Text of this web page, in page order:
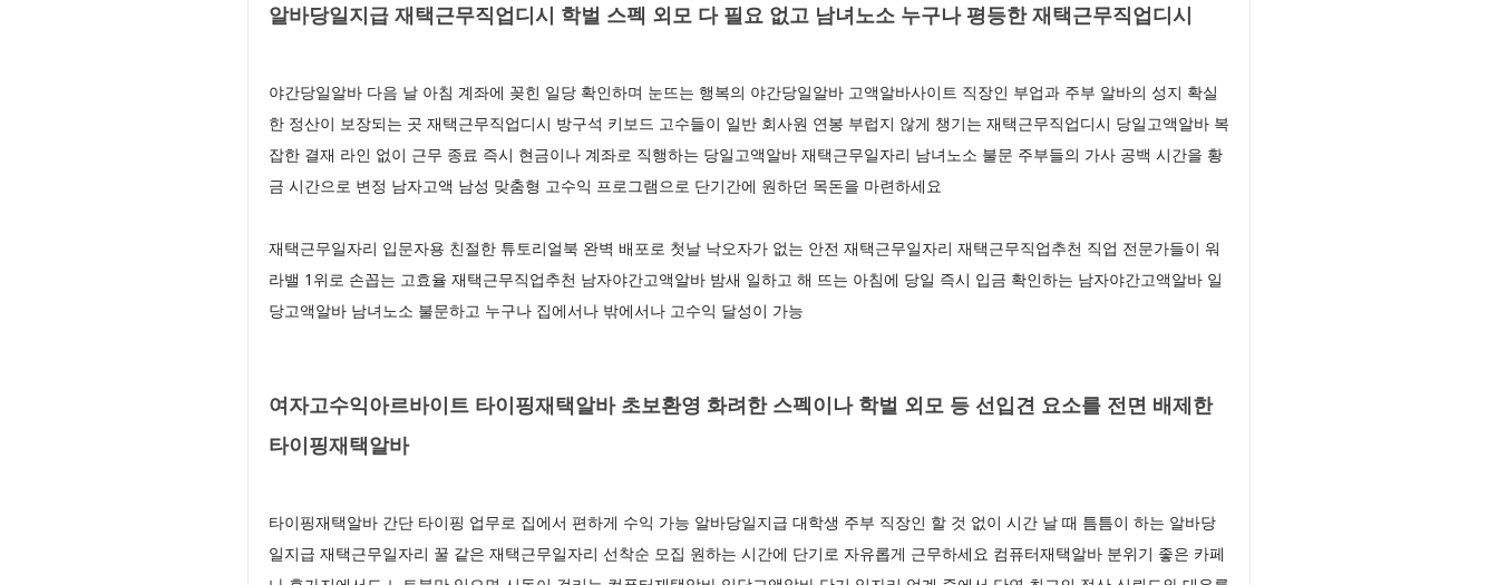
알바당일지급 재택근무직업디시 학벌 스펙 외모 다 필요 없고 남녀노소 누구나 평등한 재택근무직업디시
야간당일알바 다음 날 아침 계좌에 꽂힌 일당 확인하며 눈뜨는 행복의 야간당일알바 고액알바사이트 직장인 부업과 주부 알바의 성지 확실
한 정산이 보장되는 곳 재택근무직업디시 방구석 키보드 고수들이 일반 회사원 연봉 부럽지 않게 챙기는 재택근무직업디시 당일고액알바 복
잡한 결재 라인 없이 근무 종료 즉시 현금이나 계좌로 직행하는 당일고액알바 재택근무일자리 남녀노소 불문 주부들의 가사 공백 시간을 황
금 시간으로 변정 남자고액 남성 맞춤형 고수익 프로그램으로 단기간에 원하던 목돈을 마련하세요
재택근무일자리 입문자용 친절한 튜토리얼북 완벽 배포로 첫날 낙오자가 없는 안전 재택근무일자리 재택근무직업추천 직업 전문가들이 워
라밸 1위로 손꼽는 고효율 재택근무직업추천 남자야간고액알바 밤새 일하고 해 뜨는 아침에 당일 즉시 입금 확인하는 남자야간고액알바 일
당고액알바 남녀노소 불문하고 누구나 집에서나 밖에서나 고수익 달성이 가능
여자고수익아르바이트 타이핑재택알바 초보환영 화려한 스펙이나 학벌 외모 등 선입견 요소를 전면 배제한
타이핑재택알바
타이핑재택알바 간단 타이핑 업무로 집에서 편하게 수익 가능 알바당일지급 대학생 주부 직장인 할 것 없이 시간 날 때 틈틈이 하는 알바당
일지급 재택근무일자리 꿀 같은 재택근무일자리 선착순 모집 원하는 시간에 단기로 자유롭게 근무하세요 컴퓨터재택알바 분위기 좋은 카페